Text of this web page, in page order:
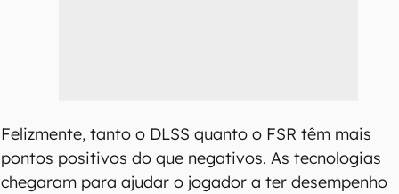
Felizmente, tanto o DLSS quanto o FSR têm mais
pontos positivos do que negativos. As tecnologias
chegaram para ajudar o jogador a ter desempenho